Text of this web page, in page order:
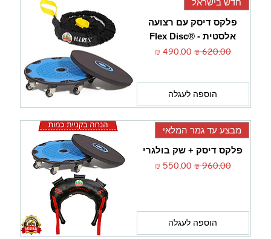
פלקס דיסק עם רצועה
אלסטית - ®Flex Disc
מחיר רגיל‏620.00 ‏₪ מחיר מבצע
הוספה לעגלה
מבצע עד גמר המלאי
פלקס דיסק + שק בולגרי
מחיר רגיל‏960.00 ‏₪ מחיר מבצע
הוספה לעגלה